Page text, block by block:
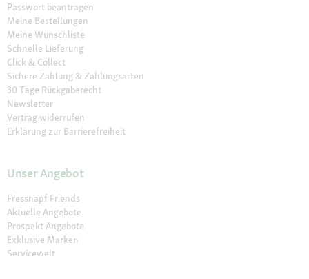
Passwort beantragen
Meine Bestellungen
Meine Wunschliste
Schnelle Lieferung
Click & Collect
Sichere Zahlung & Zahlungsarten
30 Tage Rückgaberecht
Newsletter
Vertrag widerrufen
Erklärung zur Barrierefreiheit
Unser Angebot
Fressnapf Friends
Aktuelle Angebote
Prospekt Angebote
Exklusive Marken
Servicewelt